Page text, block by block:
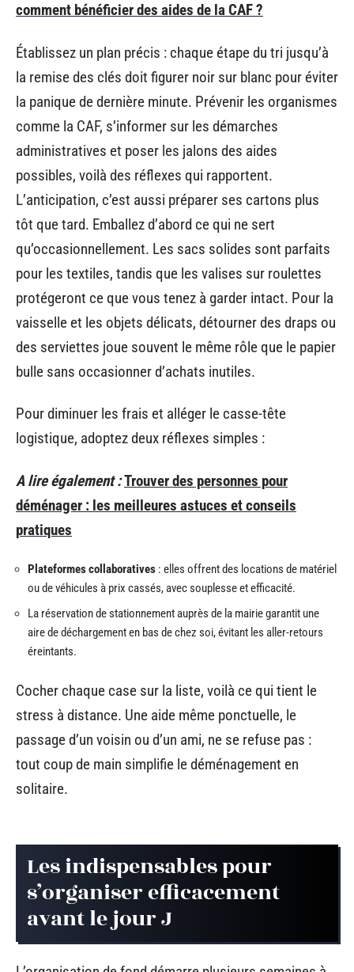
comment bénéficier des aides de la CAF ?
Établissez un plan précis : chaque étape du tri jusqu’à
la remise des clés doit figurer noir sur blanc pour éviter
la panique de dernière minute. Prévenir les organismes
comme la CAF, s’informer sur les démarches
administratives et poser les jalons des aides
possibles, voilà des réflexes qui rapportent.
L’anticipation, c’est aussi préparer ses cartons plus
tôt que tard. Emballez d’abord ce qui ne sert
qu’occasionnellement. Les sacs solides sont parfaits
pour les textiles, tandis que les valises sur roulettes
protégeront ce que vous tenez à garder intact. Pour la
vaisselle et les objets délicats, détourner des draps ou
des serviettes joue souvent le même rôle que le papier
bulle sans occasionner d’achats inutiles.
Pour diminuer les frais et alléger le casse-tête
logistique, adoptez deux réflexes simples :
A lire également :Trouver des personnes pour
déménager : les meilleures astuces et conseils
pratiques
Plateformes collaboratives : elles offrent des locations de matériel
ou de véhicules à prix cassés, avec souplesse et efficacité.
La réservation de stationnement auprès de la mairie garantit une
aire de déchargement en bas de chez soi, évitant les aller-retours
éreintants.
Cocher chaque case sur la liste, voilà ce qui tient le
stress à distance. Une aide même ponctuelle, le
passage d’un voisin ou d’un ami, ne se refuse pas :
tout coup de main simplifie le déménagement en
solitaire.
Les indispensables pour
s’organiser efficacement
avant le jour J